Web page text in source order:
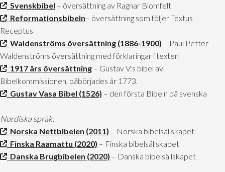
Svenskbibel – översättning av Ragnar Blomfelt
Reformationsbibeln– översättning som följer Textus
Receptus
Waldenströms översättning (1886-1900) – Paul Petter
Waldenströms översättning med förklaringar i texten
1917 års översättning – Gustav V:s bibel av
Bibelkommissionen, påbörjades år 1773.
Gustav Vasa Bibel (1526) – den första Bibeln på svenska
Nordiska språk:
Norska Nettbibelen (2011) – Norska bibelsällskapet
Finska Raamattu (2020) – Finska bibelsällskapet
Danska Brugbibelen (2020) – Danska bibelsällskapet